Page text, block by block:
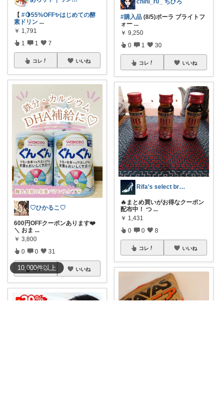
10,000件以上
【 #🍋55%OFF✨はじめての酵
素ドリン ...
￥ 1,791
1 1 7
コレ いいね
♡ひかるこ♡
600円OFFクーポンあります❤️
＼ おま ...
￥ 3,800
0 0 31
コレ いいね
#購入品 (8/5)ポーラ ブライトフ
ォー ...
￥ 9,250
0 1 30
コレ いいね
Rifa's select branch
🔥まとめ買いがお得なクーポン
配布中！ つ ...
￥ 1,431
0 0 8
コレ いいね